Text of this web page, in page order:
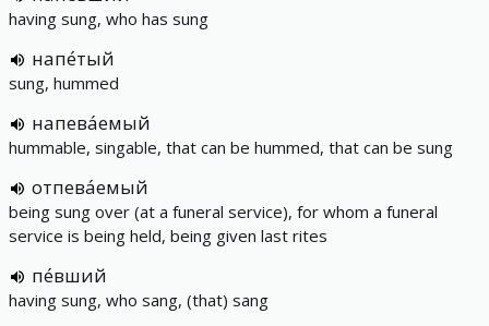
having sung, who has sung
напе́тый
sung, hummed
напева́емый
hummable, singable, that can be hummed, that can be sung
отпева́емый
being sung over (at a funeral service), for whom a funeral
service is being held, being given last rites
пе́вший
having sung, who sang, (that) sang